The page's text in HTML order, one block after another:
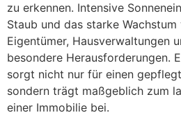
zu erkennen. Intensive
Staub und das starke
Eigentümer, Hausverwaltungen
besondere Herausforderungen.
sorgt nicht nur für einen
sondern trägt maßgeblich zum
einer Immobilie bei.